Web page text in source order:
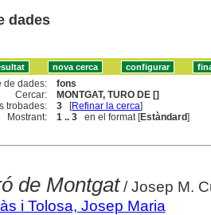
dades
de dades:
fons
Cercar:
MONTGAT, TURO DE []
trobades:
3 [Refinar la cerca]
Mostrant:
1 .. 3 en el format [Estàndard]
de Montgat/ Josep M.
i Tolosa, Josep Maria